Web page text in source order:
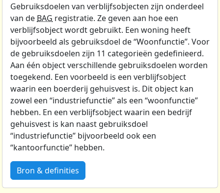
Gebruiksdoelen van verblijfsobjecten zijn onderdeel
van de BAG registratie. Ze geven aan hoe een
verblijfsobject wordt gebruikt. Een woning heeft
bijvoorbeeld als gebruiksdoel de “Woonfunctie”. Voor
de gebruiksdoelen zijn 11 categorieën gedefinieerd.
Aan één object verschillende gebruiksdoelen worden
toegekend. Een voorbeeld is een verblijfsobject
waarin een boerderij gehuisvest is. Dit object kan
zowel een “industriefunctie” als een “woonfunctie”
hebben. En een verblijfsobject waarin een bedrijf
gehuisvest is kan naast gebruiksdoel
“industriefunctie” bijvoorbeeld ook een
“kantoorfunctie” hebben.
Bron & definities